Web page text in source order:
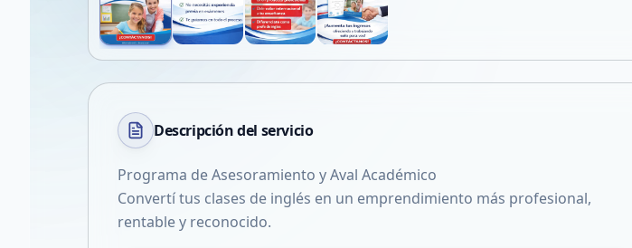
Descripción del servicio
Programa de Asesoramiento y Aval Académico
Convertí tus clases de inglés en un emprendimiento más profesional,